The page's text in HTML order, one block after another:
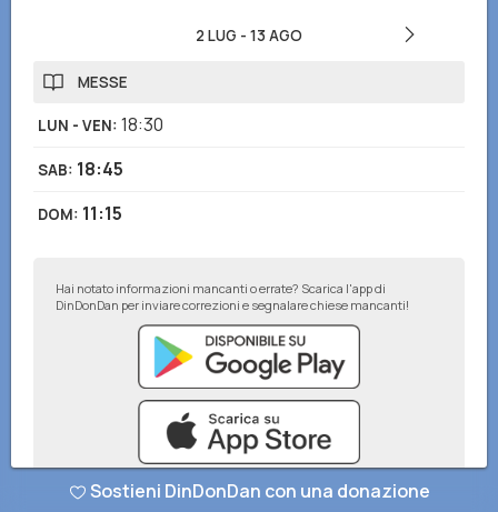
2 LUG - 13 AGO
MESSE
LUN - VEN: 18:30
SAB: 18:45
DOM: 11:15
Hai notato informazioni mancanti o errate? Scarica l'app di
DinDonDan per inviare correzioni e segnalare chiese mancanti!
Sostieni DinDonDan con una donazione